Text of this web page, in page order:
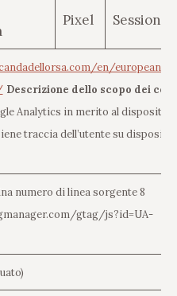
Pixel Session
en/european-
Descrizione dello scopo dei
Analytics in merito al dispositivo
traccia dell’utente su
numero di linea sorgente 8
gtag/js?id=UA-